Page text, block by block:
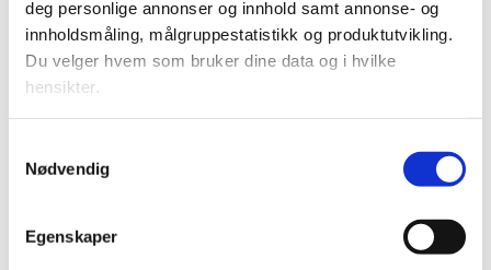
deg personlige annonser og innhold samt annonse- og
innholdsmåling, målgruppestatistikk og produktutvikling.
Du velger hvem som bruker dine data og i hvilke
hensikter.
Innhente informasjon om den geografiske
Identifisere enheten din ved å aktivt skanne den for
Nødvendig
Egenskaper
Soleklar seier i
videregående